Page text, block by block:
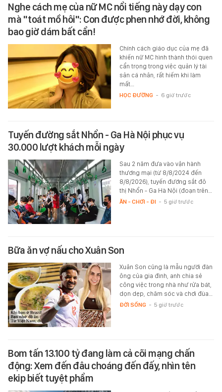
Nghe cách mẹ của nữ MC nổi tiếng này dạy con
mà "toát mồ hôi": Con được phen nhớ đời, không
bao giờ dám bất cẩn!
Chính cách giáo dục của mẹ đã
khiến nữ MC hình thành thói quen
cẩn trọng trong việc quản lý tài
sản cá nhân, rất hiếm khi làm
mất…
HỌC ĐƯỜNG - 6 giờ trước
Tuyến đường sắt Nhổn - Ga Hà Nội phục vụ
30.000 lượt khách mỗi ngày
Sau 2 năm đưa vào vận hành
thương mại (từ 8/8/2024 đến
8/8/2026), tuyến đường sắt đô
thị Nhổn - Ga Hà Nội (đoạn trên…
ĂN - CHƠI - ĐI - 5 giờ trước
Bữa ăn vợ nấu cho Xuân Son
Xuân Son cũng là mẫu người đàn
ông của gia đình, anh chia sẻ
công việc trong nhà như rửa bát,
dọn dẹp, chăm sóc và chơi đùa…
ĐỜI SỐNG - 5 giờ trước
Bom tấn 13.100 tỷ đang làm cả cõi mạng chấn
động: Xem đến đâu choáng đến đấy, nhìn tên
ekip biết tuyệt phẩm